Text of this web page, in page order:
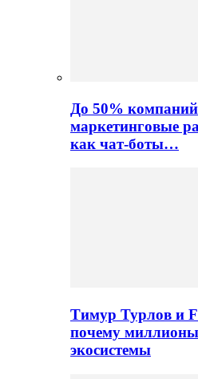
До 50%
маркетинговые
как чат-боты…
Тимур Турлов и
почему
экосистемы